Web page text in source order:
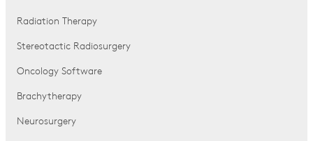
Radiation Therapy
Stereotactic Radiosurgery
Oncology Software
Brachytherapy
Neurosurgery